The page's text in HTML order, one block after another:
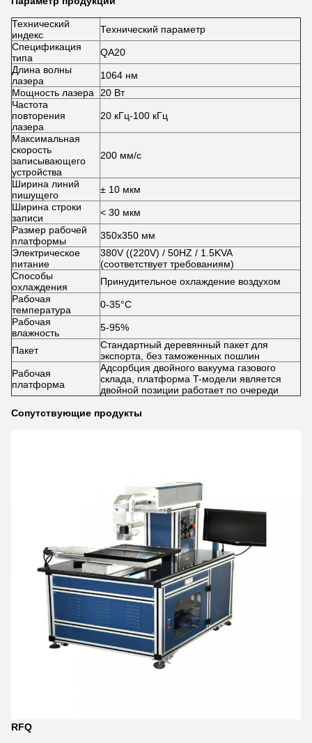
Технический
индекс
Технический параметр
Спецификация
типа
QA20
Длина волны
лазера
1064 нм
Мощность лазера
20 Вт
Частота
повторения
лазера
20 кГц-100 кГц
Максимальная
скорость
записывающего
устройства
200 мм/с
Ширина линий
пишущего
± 10 мкм
Ширина строки
записи
< 30 мкм
Размер рабочей
платформы
350х350 мм
Электрическое
питание
380V ((220V) / 50HZ / 1.5KVA
(соответствует требованиям)
Способы
охлаждения
Принудительное охлаждение воздухом
Рабочая
температура
0-35°C
Рабочая
влажность
5-95%
Пакет
Стандартный деревянный пакет для
экспорта, без таможенных пошлин
Рабочая
платформа
Адсорбция двойного вакуума газового
склада, платформа T-модели является
двойной позиции работает по очереди
Сопутствующие продукты
RFQ